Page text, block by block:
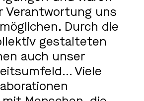
Verantwortung uns
Durch die
gestalteten
auch unser
Viele